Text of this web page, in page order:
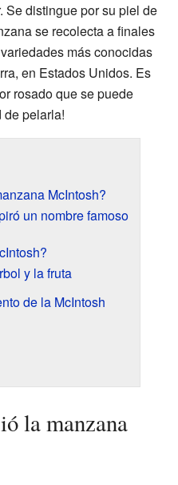
Se distingue por su piel de
se recolecta a finales
más conocidas
en Estados Unidos. Es
rosado que se puede
de pelarla!
McIntosh?
un nombre famoso
y la fruta
de la McIntosh
la manzana